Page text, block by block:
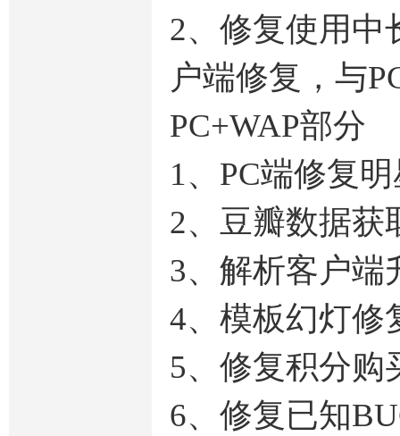
2、修复使用中
户端修复，与
PC+WAP部分
1、PC端修复
2、豆瓣数据获
3、解析客户端
4、模板幻灯修
5、修复积分购
6、修复已知